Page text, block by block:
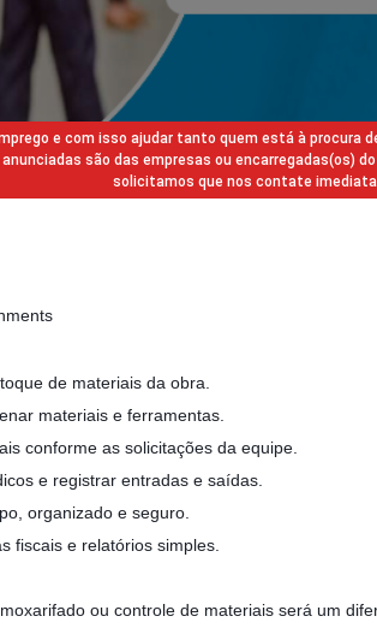
e com isso ajudar tanto quem está à
são das empresas ou encarregadas(os)
solicitamos que nos contate
de materiais da obra.
materiais e ferramentas.
conforme as solicitações da equipe.
e registrar entradas e saídas.
organizado e seguro.
fiscais e relatórios simples.
ou controle de materiais será um